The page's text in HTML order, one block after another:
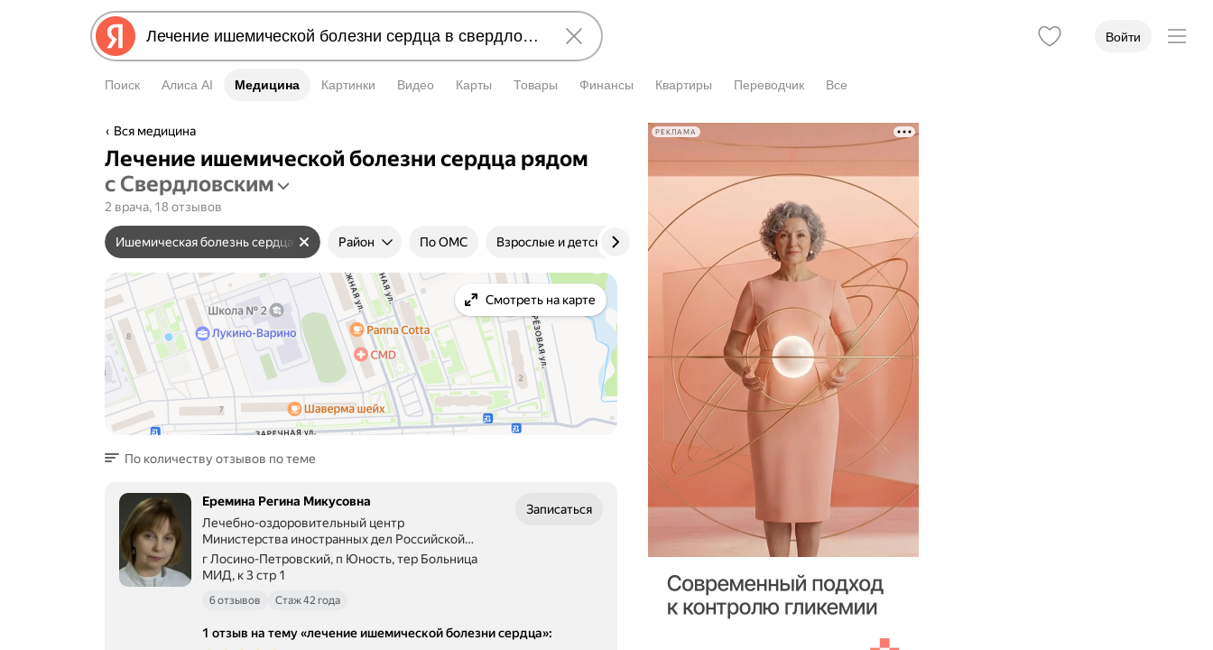
Войти
Поиск Алиса AI Медицина
Медицина Картинки Видео Карты Товары Финансы Квартиры Переводчик Все
Вся медицина
Лечение ишемической болезни сердца рядом
с Свердловским
2 врача, 18 отзывов
Ишемическая болезнь сердца Район По ОМС Взрослые и детские Клиника Цена приёма Стаж
Смотреть на карте
По количеству отзывов по теме
Еремина Регина Микусовна
Лечебно-оздоровительный центр
Министерства иностранных дел Российской
Федерации
г Лосино-Петровский, п Юность, тер Больница
МИД, к 3 стр 1
6 отзывов Стаж 42 года
Записаться
1 отзыв на тему «лечение ишемической болезни сердца»:
РЕКЛАМА